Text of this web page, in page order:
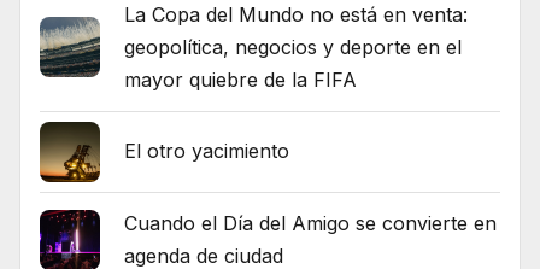
La Copa del Mundo no está en venta:
geopolítica, negocios y deporte en el
mayor quiebre de la FIFA
El otro yacimiento
Cuando el Día del Amigo se convierte en
agenda de ciudad